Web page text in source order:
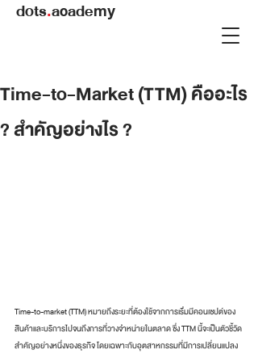
dots.academy
Time-to-Market (TTM) คืออะไร
? สำคัญอย่างไร ?
Time-to-market (TTM) หมายถึงระยะที่ต้องใช้จากการเริ่มมีคอนเซปต์ของ
สินค้าและบริการไปจนถึงการที่วางจำหน่ายในตลาด ซึ่ง TTM นี้จะเป็นตัวชี้วัด
สำคัญอย่างหนึ่งของธุรกิจ โดยเฉพาะกับอุตสาหกรรมที่มีการเปลี่ยนแปลง